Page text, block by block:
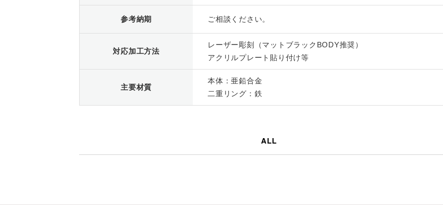
参考納期 ご相談ください。
対応加工方法
レーザー彫刻（マットブラックBODY推奨）
アクリルプレート貼り付け等
主要材質
本体：亜鉛合金
二重リング：鉄
ALL